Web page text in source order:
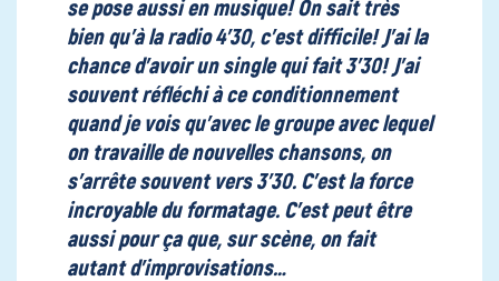
se pose aussi en musique! On sait très
bien qu’à la radio 4’30, c’est difficile! J’ai la
chance d’avoir un single qui fait 3’30! J’ai
souvent réfléchi à ce conditionnement
quand je vois qu’avec le groupe avec lequel
on travaille de nouvelles chansons, on
s’arrête souvent vers 3’30. C’est la force
incroyable du formatage. C’est peut être
aussi pour ça que, sur scène, on fait
autant d’improvisations…